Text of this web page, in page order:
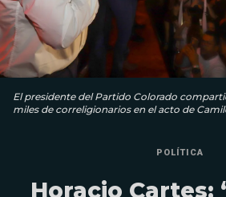
El presidente del Partido Colorado
miles de correligionarios en el acto de
POLÍTICA
Horacio Cartes: